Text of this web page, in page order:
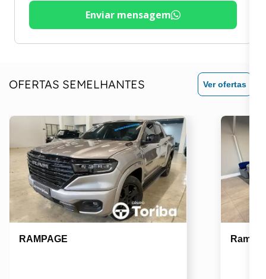
Enviar mensagem
OFERTAS SEMELHANTES Ver ofertas
RAMPAGE